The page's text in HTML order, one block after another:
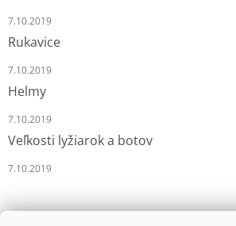
7.10.2019
Rukavice
7.10.2019
Helmy
7.10.2019
Veľkosti lyžiarok a botov
7.10.2019